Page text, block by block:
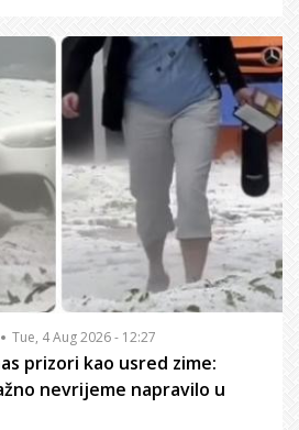
Tue, 4 Aug 2026 - 12:27
prizori kao usred zime:
nevrijeme napravilo u